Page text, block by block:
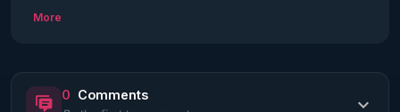
2022)!
https://www.rgnr.fr/presentation.html
More
0 Comments